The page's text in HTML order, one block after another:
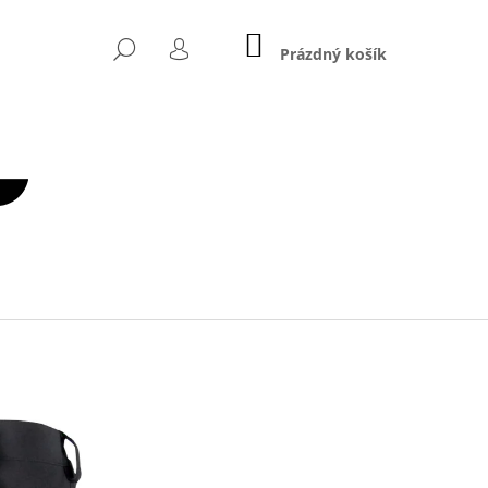
HLEDAT
PŘIHLÁŠENÍ
NÁKUPNÍ
KOŠÍK
Prázdný košík
POSILOVACÍ LAVICE